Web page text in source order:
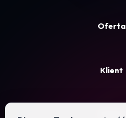
Oferta
Klient
Firma